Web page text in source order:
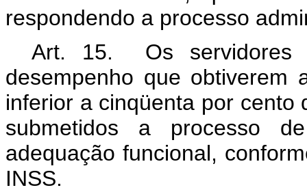
respondendo a processo
Art. 15. Os servidores
desempenho que obtiverem
inferior a cinqüenta por cento
submetidos a processo
adequação funcional,
INSS.